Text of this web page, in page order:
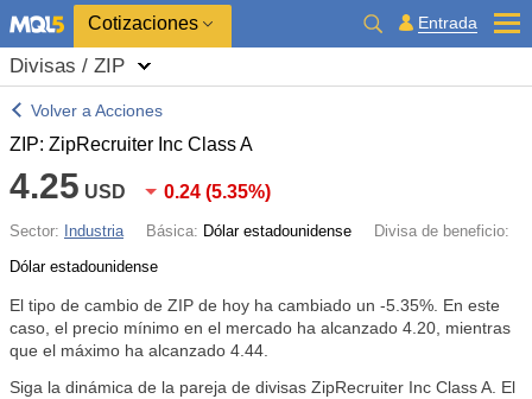
Cotizaciones Entrada
Divisas / ZIP
Volver a Acciones
ZIP: ZipRecruiter Inc Class A
4.25 USD 0.24 (5.35%)
Sector: Industria Básica: Dólar estadounidense
Divisa de beneficio:
Dólar estadounidense
El tipo de cambio de ZIP de hoy ha cambiado un -5.35% . En este
caso, el precio mínimo en el mercado ha alcanzado 4.20, mientras
que el máximo ha alcanzado 4.44.
Siga la dinámica de la pareja de divisas ZipRecruiter Inc Class A. El